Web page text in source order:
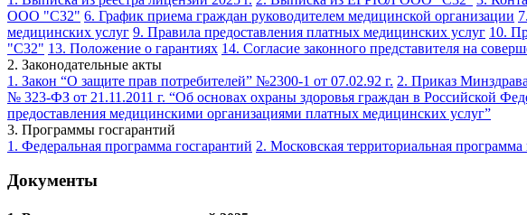
ООО "С32" 6. График приема граждан руководителем медицинской организации
медицинских услуг 9. Правила предоставления платных медицинских услуг 10.
"С32" 13. Положение о гарантиях 14. Согласие законного представителя на
2. Законодательные акты
1. Закон “О защите прав потребителей” №2300-1 от 07.02.92 г. 2. Приказ
№ 323-ФЗ от 21.11.2011 г. “Об основах охраны здоровья граждан в Российской
предоставления медицинскими организациями платных медицинских услуг”
3. Программы госгарантий
1. Федеральная программа госгарантий 2. Московская территориальная программа
Документы